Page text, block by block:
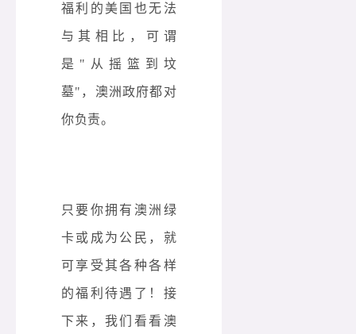
福利的美国也无法
与其相比，可谓
是"从摇篮到坟
墓"，澳洲政府都对
你负责。
只要你拥有澳洲绿
卡或成为公民，就
可享受其各种各样
的福利待遇了！接
下来，我们看看澳